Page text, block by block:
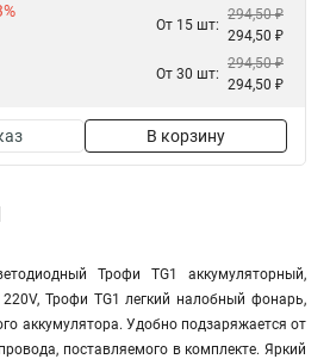
От 15 шт:
294,50 ₽
294,50 ₽
От 30 шт:
294,50 ₽
294,50 ₽
В корзину
Трофи TG1 аккумуляторный,
220V, Трофи TG1 легкий налобный фонарь,
аккумулятора. Удобно подзаряжается от
поставляемого в комплекте. Яркий